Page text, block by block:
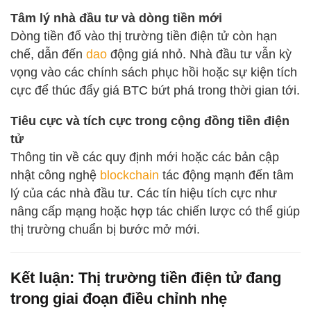
Tâm lý nhà đầu tư và dòng tiền mới
Dòng tiền đổ vào thị trường tiền điện tử còn hạn
chế, dẫn đến dao động giá nhỏ. Nhà đầu tư vẫn kỳ
vọng vào các chính sách phục hồi hoặc sự kiện tích
cực để thúc đẩy giá BTC bứt phá trong thời gian tới.
Tiêu cực và tích cực trong cộng đồng tiền điện
tử
Thông tin về các quy định mới hoặc các bản cập
nhật công nghệ blockchain tác động mạnh đến tâm
lý của các nhà đầu tư. Các tín hiệu tích cực như
nâng cấp mạng hoặc hợp tác chiến lược có thể giúp
thị trường chuẩn bị bước mở mới.
Kết luận: Thị trường tiền điện tử đang
trong giai đoạn điều chỉnh nhẹ